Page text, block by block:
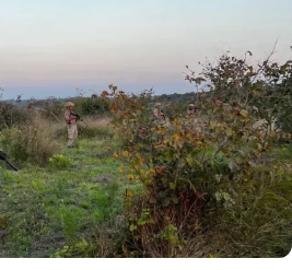
hasadı yapılan safranın
bu yıl 600 bin lirayı bulması
ve ağustos ayında ekimi
değerinin artması, tarlalarda
çalınmasına neden oldu.
nöbet tutan jandarmalar,